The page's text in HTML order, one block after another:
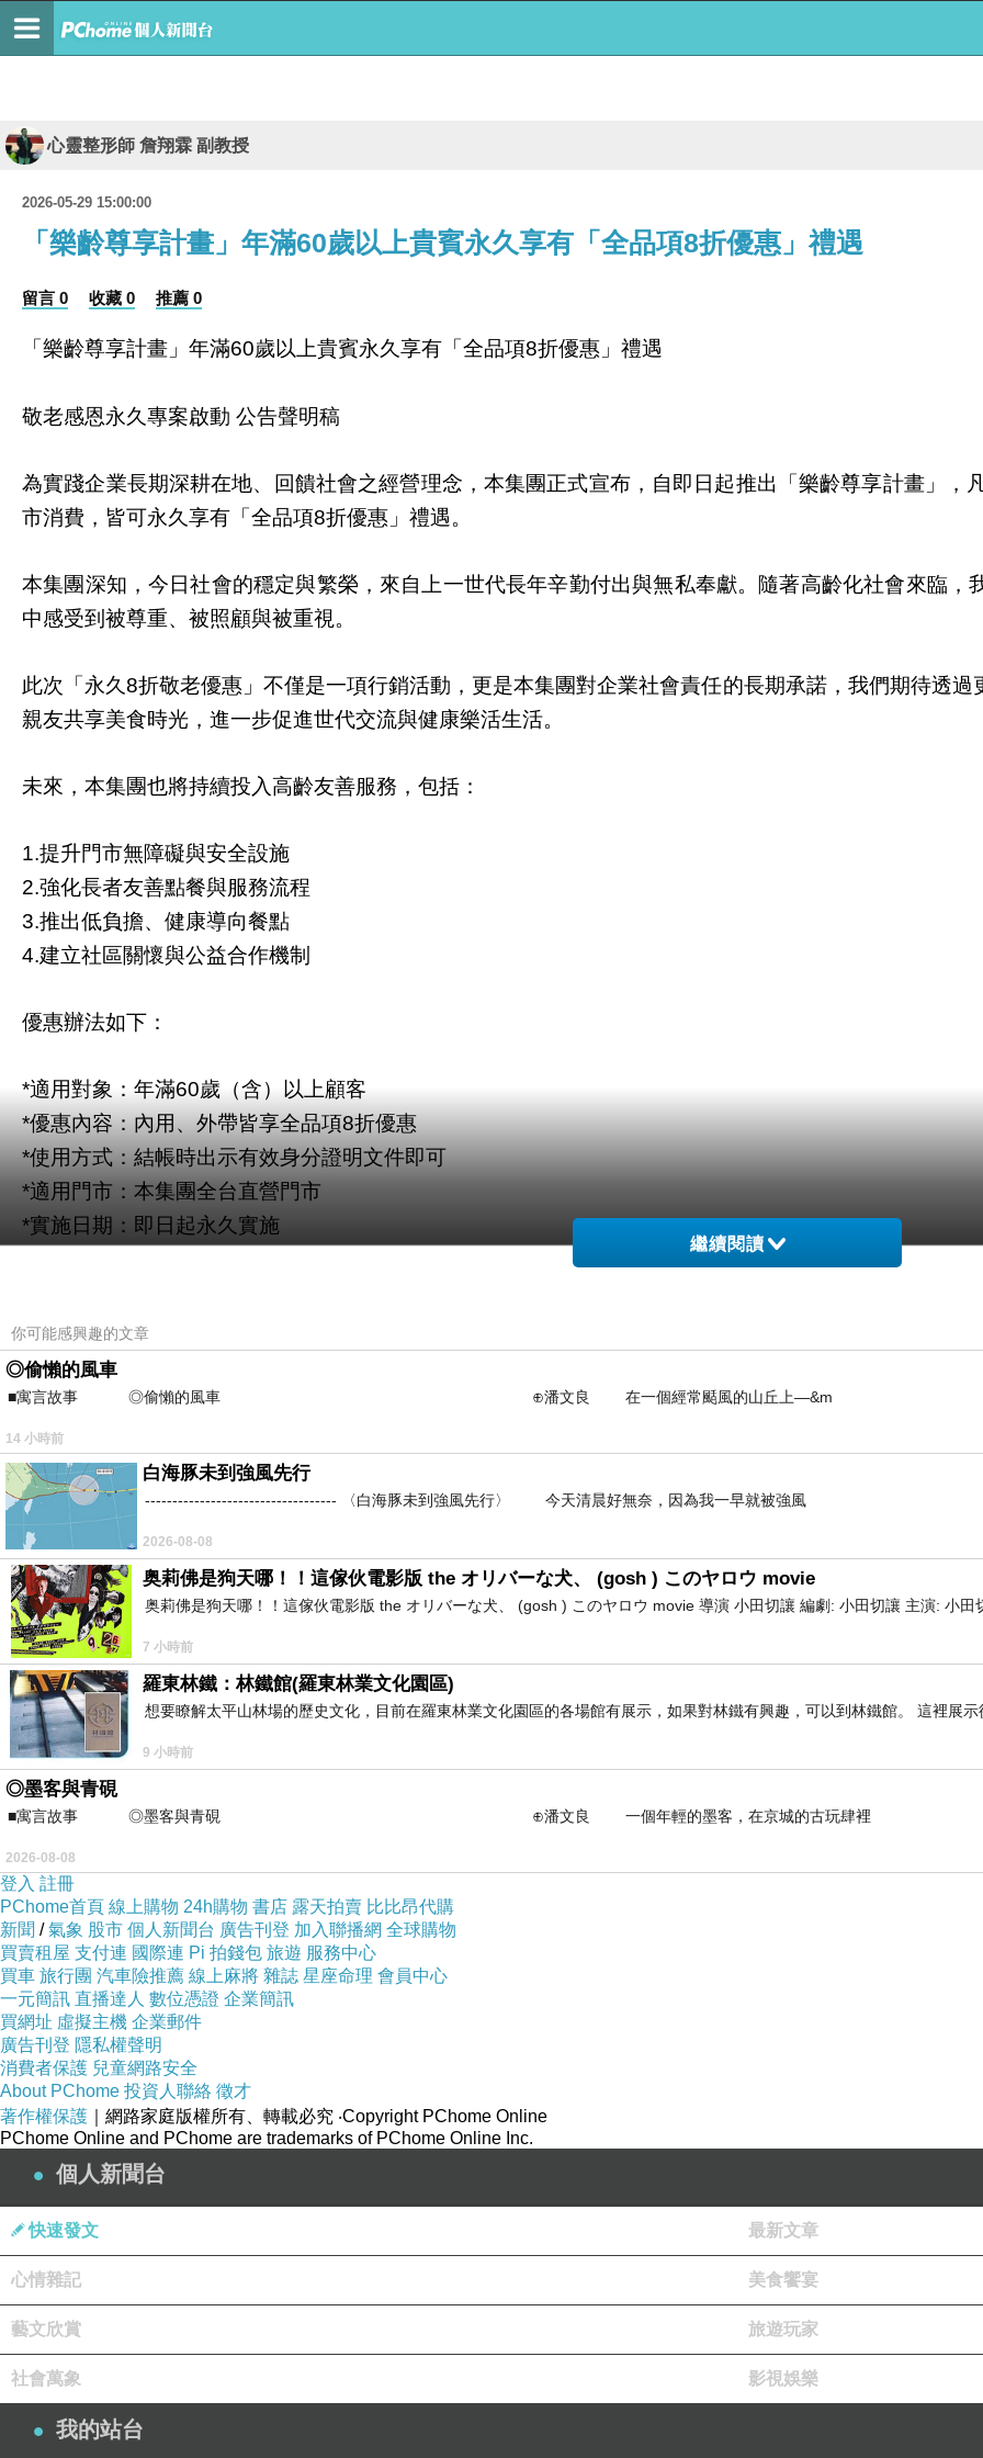
心靈整形師 詹翔霖 副教授
2026-05-29 15:00:00
「樂齡尊享計畫」年滿60歲以上貴賓永久享有「全品項8折優惠」禮遇
留言 0 收藏 0 推薦 0
「樂齡尊享計畫」年滿60歲以上貴賓永久享有「全品項8折優惠」禮遇
敬老感恩永久專案啟動 公告聲明稿
為實踐企業長期深耕在地、回饋社會之經營理念，本集團正式宣布，自即日起推出「樂齡尊享計畫」，
市消費，皆可永久享有「全品項8折優惠」禮遇。
本集團深知，今日社會的穩定與繁榮，來自上一世代長年辛勤付出與無私奉獻。隨著高齡化社會來臨
中感受到被尊重、被照顧與被重視。
此次「永久8折敬老優惠」不僅是一項行銷活動，更是本集團對企業社會責任的長期承諾，我們期待透
親友共享美食時光，進一步促進世代交流與健康樂活生活。
未來，本集團也將持續投入高齡友善服務，包括：
1.提升門市無障礙與安全設施
2.強化長者友善點餐與服務流程
3.推出低負擔、健康導向餐點
4.建立社區關懷與公益合作機制
優惠辦法如下：
*適用對象：年滿60歲（含）以上顧客
*優惠內容：內用、外帶皆享全品項8折優惠
*使用方式：結帳時出示有效身分證明文件即可
*適用門市：本集團全台直營門市
*實施日期：即日起永久實施
有消費者一同打造更有溫度的餐飲文化。
公爵飯店餐飲集團敬啟
上一篇：開店不難，難在開會賺錢的店
下一篇：推動公益青銀共融與高齡友善經營計畫 公告聲明稿
繼續閱讀
你可能感興趣的文章
◎偷懶的風車
■寓言故事 ◎偷懶的風車 ⊕潘文良 在一個經常颳風的山丘上—&m
14 小時前
白海豚未到強風先行
----------------------------------- 〈白海豚未到強風先行〉 今天清晨好無奈，因為我一早就被強風
2026-08-08
奥莉佛是狗天哪！！這傢伙電影版 the オリバーな犬、 (gosh ) このヤロウ movie
奥莉佛是狗天哪！！這傢伙電影版 the オリバーな犬、 (gosh ) このヤロウ movie 導演 小田切讓 編劇: 小田切讓 主演: 小田
7 小時前
羅東林鐵：林鐵館(羅東林業文化園區)
想要瞭解太平山林場的歷史文化，目前在羅東林業文化園區的各場館有展示，如果對林鐵有興趣，可以到林鐵館。 這裡展示
9 小時前
◎墨客與青硯
■寓言故事 ◎墨客與青硯 ⊕潘文良 一個年輕的墨客，在京城的古玩肆裡
2026-08-08
登入 註冊
PChome首頁 線上購物 24h購物 書店 露天拍賣 比比昂代購
新聞 /氣象 股市 個人新聞台 廣告刊登 加入聯播網 全球購物
買賣租屋 支付連 國際連 Pi 拍錢包 旅遊 服務中心
買車 旅行團 汽車險推薦 線上麻將 雜誌 星座命理 會員中心
一元簡訊 直播達人 數位憑證 企業簡訊
買網址 虛擬主機 企業郵件
廣告刊登 隱私權聲明
消費者保護 兒童網路安全
About PChome 投資人聯絡 徵才
著作權保護 ｜網路家庭版權所有、轉載必究 ‧Copyright PChome Online
PChome Online and PChome are trademarks of PChome Online Inc.
個人新聞台
快速發文 最新文章
心情雜記 美食饗宴
藝文欣賞 旅遊玩家
社會萬象 影視娛樂
我的站台